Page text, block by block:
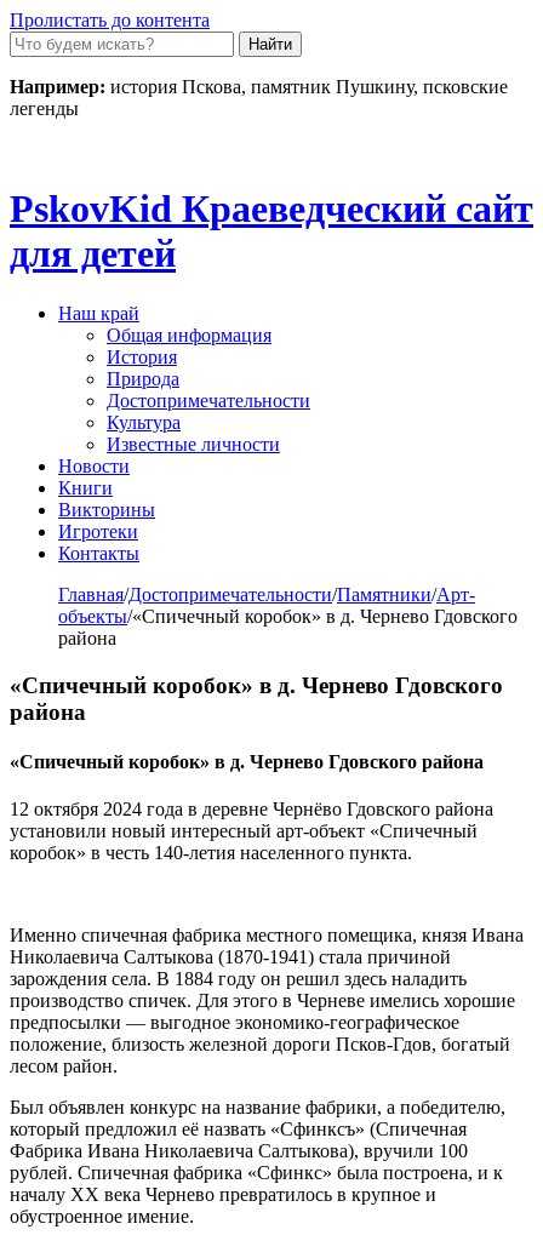
Пролистать до контента
Например: история Пскова, памятник Пушкину, псковские
легенды
PskovKid Краеведческий сайт
для детей
Наш край
Общая информация
История
Природа
Достопримечательности
Культура
Известные личности
Новости
Книги
Викторины
Игротеки
Контакты
Главная/Достопримечательности/Памятники/Арт-
объекты/«Спичечный коробок» в д. Чернево Гдовского
района
«Спичечный коробок» в д. Чернево Гдовского
района
«Спичечный коробок» в д. Чернево Гдовского района
12 октября 2024 года в деревне Чернёво Гдовского района
установили новый интересный арт-объект «Спичечный
коробок» в честь 140-летия населенного пункта.
Именно спичечная фабрика местного помещика, князя Ивана
Николаевича Салтыкова (1870-1941) стала причиной
зарождения села. В 1884 году он решил здесь наладить
производство спичек. Для этого в Черневе имелись хорошие
предпосылки — выгодное экономико-географическое
положение, близость железной дороги Псков-Гдов, богатый
лесом район.
Был объявлен конкурс на название фабрики, а победителю,
который предложил её назвать «Сфинксъ» (Спичечная
Фабрика Ивана Николаевича Салтыкова), вручили 100
рублей. Спичечная фабрика «Сфинкс» была построена, и к
началу XX века Чернево превратилось в крупное и
обустроенное имение.